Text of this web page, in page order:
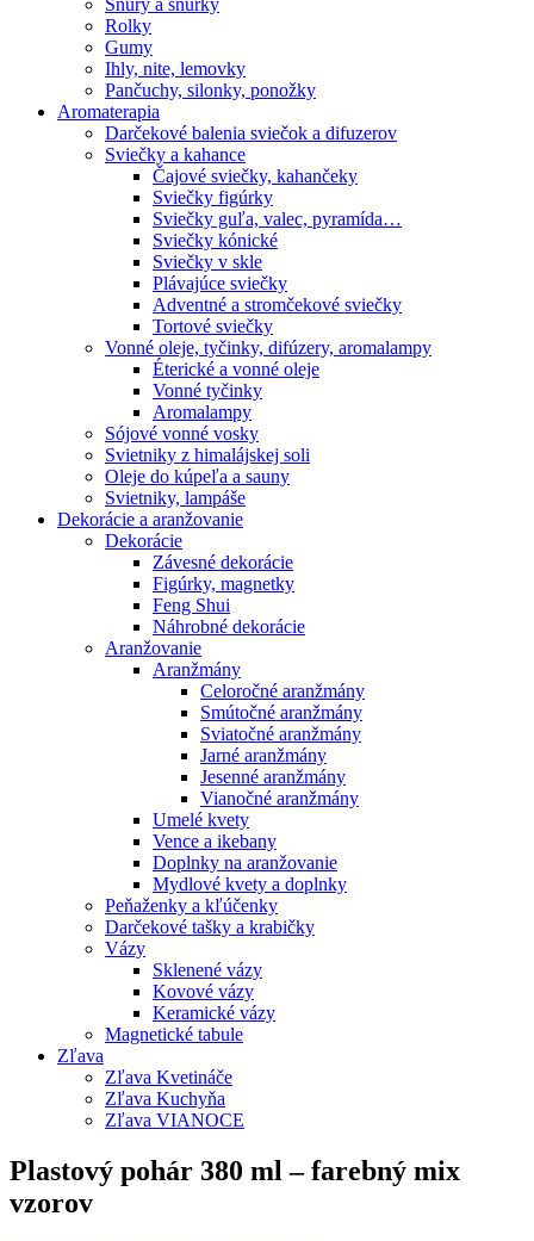
Šnúry a šnúrky
Rolky
Gumy
Ihly, nite, lemovky
Pančuchy, silonky, ponožky
Aromaterapia
Darčekové balenia sviečok a difuzerov
Sviečky a kahance
Čajové sviečky, kahančeky
Sviečky figúrky
Sviečky guľa, valec, pyramída…
Sviečky kónické
Sviečky v skle
Plávajúce sviečky
Adventné a stromčekové sviečky
Tortové sviečky
Vonné oleje, tyčinky, difúzery, aromalampy
Éterické a vonné oleje
Vonné tyčinky
Aromalampy
Sójové vonné vosky
Svietniky z himalájskej soli
Oleje do kúpeľa a sauny
Svietniky, lampáše
Dekorácie a aranžovanie
Dekorácie
Závesné dekorácie
Figúrky, magnetky
Feng Shui
Náhrobné dekorácie
Aranžovanie
Aranžmány
Celoročné aranžmány
Smútočné aranžmány
Sviatočné aranžmány
Jarné aranžmány
Jesenné aranžmány
Vianočné aranžmány
Umelé kvety
Vence a ikebany
Doplnky na aranžovanie
Mydlové kvety a doplnky
Peňaženky a kľúčenky
Darčekové tašky a krabičky
Vázy
Sklenené vázy
Kovové vázy
Keramické vázy
Magnetické tabule
Zľava
Zľava Kvetináče
Zľava Kuchyňa
Zľava VIANOCE
Plastový pohár 380 ml – farebný mix
vzorov